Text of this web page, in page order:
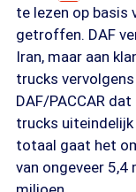
te lezen op basis
getroffen. DAF
Iran, maar aan
trucks
DAF/PACCAR
trucks
totaal gaat het
van ongeveer 5,4